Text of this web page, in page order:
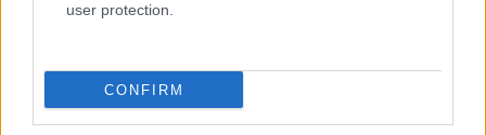
user protection.
CONFIRM